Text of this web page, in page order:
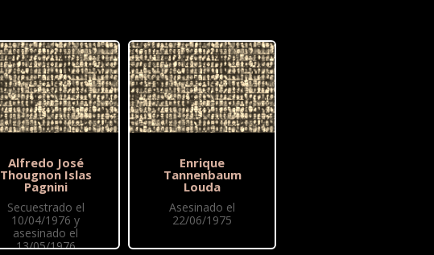
Alfredo José
Thougnon Islas
Pagnini
Secuestrado el
10/04/1976 y
asesinado el
13/05/1976
Enrique
Tannenbaum
Louda
Asesinado el
22/06/1975